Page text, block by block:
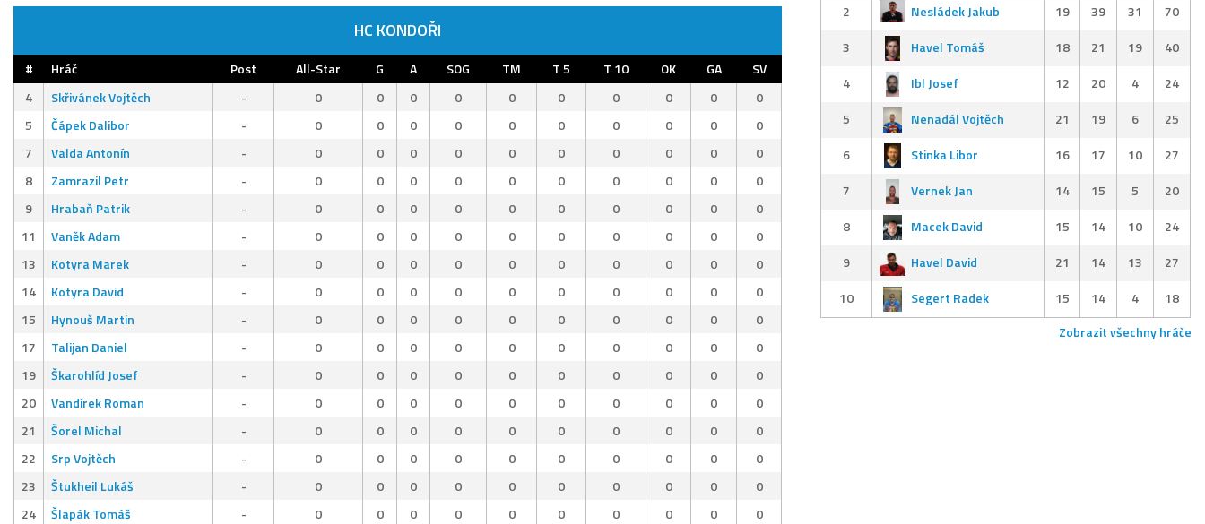
HC KONDOŘI
# Hráč Post All-Star G A SOG TM T 5 T 10 OK GA
SV
4
Skřivánek Vojtěch - 0 0 0 0 0 0 0 0 0
0
5
Čápek Dalibor - 0 0 0 0 0 0 0 0 0
0
7
Valda Antonín - 0 0 0 0 0 0 0 0 0
0
8
Zamrazil Petr - 0 0 0 0 0 0 0 0 0
0
9
Hrabaň Patrik - 0 0 0 0 0 0 0 0 0
0
11
Vaněk Adam - 0 0 0 0 0 0 0 0 0
0
13
Kotyra Marek - 0 0 0 0 0 0 0 0 0
0
14
Kotyra David - 0 0 0 0 0 0 0 0 0
0
15
Hynouš Martin - 0 0 0 0 0 0 0 0 0
0
17
Talijan Daniel - 0 0 0 0 0 0 0 0 0
0
19
Škarohlíd Josef - 0 0 0 0 0 0 0 0 0
0
20
Vandírek Roman - 0 0 0 0 0 0 0 0 0
0
21
Šorel Michal - 0 0 0 0 0 0 0 0 0
0
22
Srp Vojtěch - 0 0 0 0 0 0 0 0 0
0
23
Štukheil Lukáš - 0 0 0 0 0 0 0 0 0
0
24
Šlapák Tomáš - 0 0 0 0 0 0 0 0 0
0
2
Nesládek Jakub 19 39 31
70
3
Havel Tomáš 18 21 19
40
4
Ibl Josef 12 20 4
24
5
Nenadál Vojtěch 21 19 6
25
6
Stinka Libor 16 17 10
27
7
Vernek Jan 14 15 5
20
8
Macek David 15 14 10
24
9
Havel David 21 14 13
27
10
Segert Radek 15 14 4
18
Zobrazit všechny hráče